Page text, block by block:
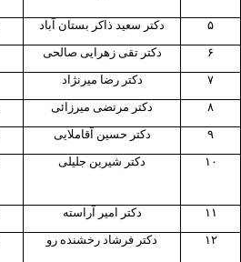
۵ دکتر سعید ذاکر بستان آباد
۶
دکتر تقی زهرایی صالحی
۷
دکتر رضا میرنژاد
۸
دکتر مرتضی میرزائی
۹
دکتر حسین آقاملایی
۱۰
دکتر شیرین جلیلی
۱۱ دکتر امیر آراسته
۱۲
دکتر فرشاد رخشنده رو